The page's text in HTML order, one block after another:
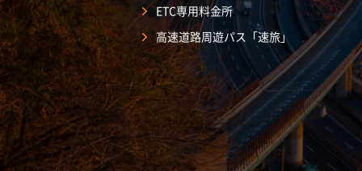
ETC専用料金所
高速道路周遊パス「速旅」